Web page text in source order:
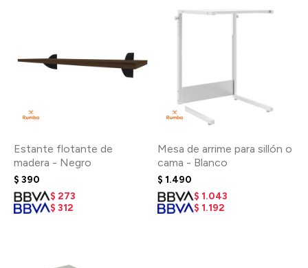
Estante flotante de
madera - Negro
$ 390
$ 273
$ 312
Mesa de arrime para sillón o
cama - Blanco
$ 1.490
$ 1.043
$ 1.192